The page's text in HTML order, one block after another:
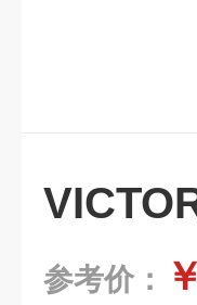
参考价：